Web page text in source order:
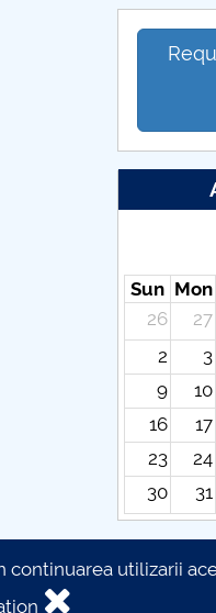
Sun Mon
26
27
2
3
9
10
16
17
23
24
30
31
utilizarii